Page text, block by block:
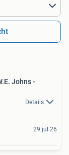
Johns -
Details
29 jul 26